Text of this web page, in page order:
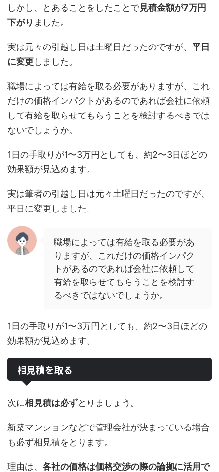
しかし、とあることをしたことで見積金額が7万円
下がり ました。
実は元々の引越し日は土曜日だったのですが、 平日
に変更しました。
職場によっては有給を取る必要がありますが、これ
だけの価格インパクトがあるのであれば会社に依頼
して有給を取らせてもらうことを検討するべきでは
ないでしょうか。
1日の手取りが1〜3万円としても、約2〜3日ほどの
効果額が見込めます。
実は筆者の引越し日は元々土曜日だったのですが、
平日に変更しました。
職場によっては有給を取る必要があ
りますが、これだけの価格インパク
トがあるのであれば会社に依頼して
有給を取らせてもらうことを検討す
るべきではないでしょうか。
1日の手取りが1〜3万円としても、約2〜3日ほどの
効果額が見込めます。
相見積を取る
次に相見積は必ずとりましょう。
新築マンションなどで管理会社が決まっている場合
も必ず相見積をとります。
理由は、 各社の価格は価格交渉の際の論拠に活用で